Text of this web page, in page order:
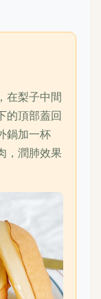
在梨子中間
的頂部蓋回
鍋加一杯
，潤肺效果